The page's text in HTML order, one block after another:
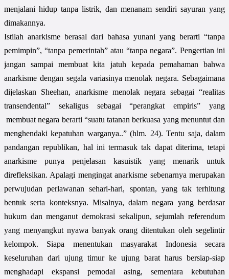
menjalani hidup tanpa listrik, dan menanam sendiri sayuran yang
dimakannya.
Istilah anarkisme berasal dari bahasa yunani yang berarti “tanpa
pemimpin”, “tanpa pemerintah” atau “tanpa negara”. Pengertian ini
jangan sampai membuat kita jatuh kepada pemahaman bahwa
anarkisme dengan segala variasinya menolak negara. Sebagaimana
dijelaskan Sheehan, anarkisme menolak negara sebagai “realitas
transendental” sekaligus sebagai “perangkat empiris” yang
membuat negara berarti “suatu tatanan berkuasa yang menuntut dan
menghendaki kepatuhan warganya..” (hlm. 24). Tentu saja, dalam
pandangan republikan, hal ini termasuk tak dapat diterima, tetapi
anarkisme punya penjelasan kasuistik yang menarik untuk
direfleksikan. Apalagi mengingat anarkisme sebenarnya merupakan
perwujudan perlawanan sehari-hari, spontan, yang tak terhitung
bentuk serta konteksnya. Misalnya, dalam negara yang berdasar
hukum dan menganut demokrasi sekalipun, sejumlah referendum
yang menyangkut nyawa banyak orang ditentukan oleh segelintir
kelompok. Siapa menentukan masyarakat Indonesia secara
keseluruhan dari ujung timur ke ujung barat harus bersiap-siap
menghadapi ekspansi pemodal asing, sementara kebutuhan